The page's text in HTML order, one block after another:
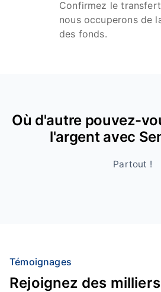
Confirmez le
nous occuperons de
des fonds.
Où d'autre pouvez-
l'argent avec
Partout !
Témoignages
Rejoignez des